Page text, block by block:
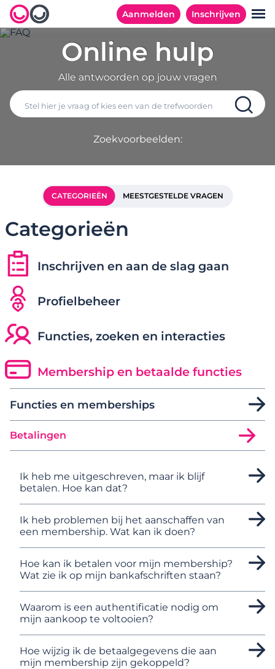
Aanmelden Inschrijven
Online hulp
Alle antwoorden op jouw vragen
Zoekvoorbeelden:
CATEGORIEËN MEESTGESTELDE VRAGEN
Categorieën
Inschrijven en aan de slag gaan
Profielbeheer
Functies, zoeken en interacties
Membership en betaalde functies
Functies en memberships
Betalingen
Ik heb me uitgeschreven, maar ik blijf
betalen. Hoe kan dat?
Ik heb problemen bij het aanschaffen van
een membership. Wat kan ik doen?
Hoe kan ik betalen voor mijn membership?
Wat zie ik op mijn bankafschriften staan?
Waarom is een authentificatie nodig om
mijn aankoop te voltooien?
Hoe wijzig ik de betaalgegevens die aan
mijn membership zijn gekoppeld?